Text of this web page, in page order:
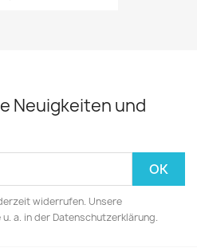
Neuigkeiten und
widerrufen. Unsere
a. in der Datenschutzerklärung.